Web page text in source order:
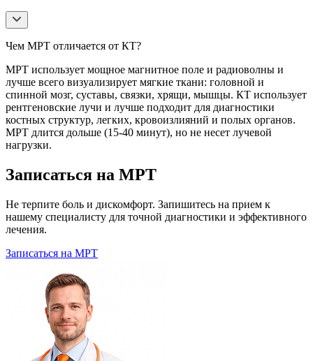
Чем МРТ отличается от КТ?
МРТ использует мощное магнитное поле и радиоволны и
лучше всего визуализирует мягкие ткани: головной и
спинной мозг, суставы, связки, хрящи, мышцы. КТ использует
рентгеновские лучи и лучше подходит для диагностики
костных структур, легких, кровоизлияний и полых органов.
МРТ длится дольше (15-40 минут), но не несет лучевой
нагрузки.
Записаться на МРТ
Не терпите боль и дискомфорт. Запишитесь на прием к
нашему специалисту для точной диагностики и эффективного
лечения.
Записаться на МРТ